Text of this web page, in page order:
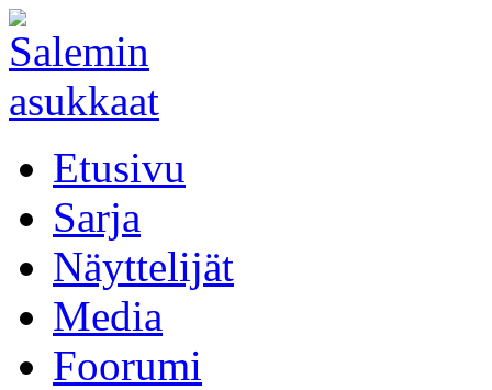
Etusivu
Sarja
Näyttelijät
Media
Foorumi